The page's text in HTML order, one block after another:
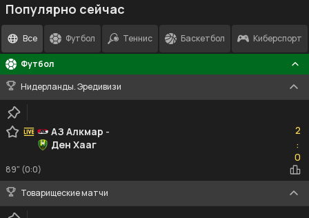
Популярно сейчас
Все Футбол Теннис Баскетбол Киберспорт
Футбол
Нидерланды. Эредивизи
АЗ Алкмар -
Ден Хааг
2
:0
0
89" (0:0)
Товарищеские матчи